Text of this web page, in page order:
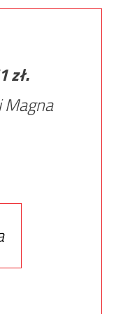
zł.